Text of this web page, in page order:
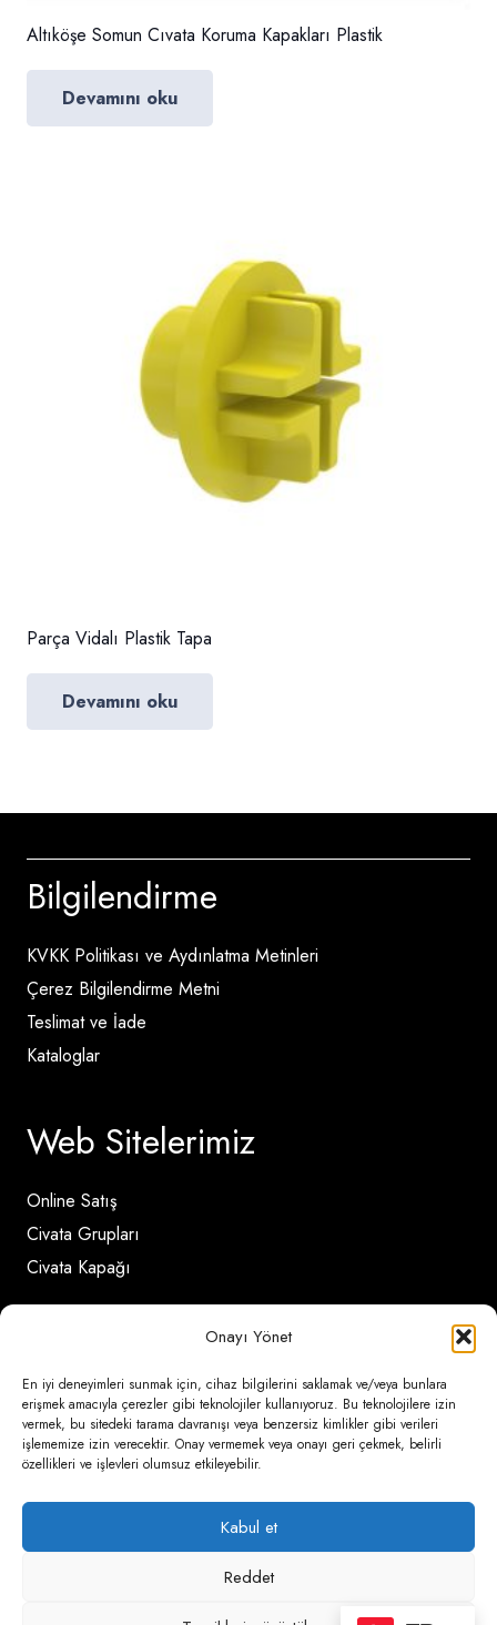
Onayı Yönet
En iyi deneyimleri sunmak için, cihaz bilgilerini saklamak ve/veya bunlara
erişmek amacıyla çerezler gibi teknolojiler kullanıyoruz. Bu teknolojilere izin
vermek, bu sitedeki tarama davranışı veya benzersiz kimlikler gibi verileri
işlememize izin verecektir. Onay vermemek veya onayı geri çekmek, belirli
özellikleri ve işlevleri olumsuz etkileyebilir.
Kabul et
Reddet
Altıköşe Somun Cıvata Koruma Kapakları Plastik
Devamını oku
Parça Vidalı Plastik Tapa
Devamını oku
Bilgilendirme
KVKK Politikası ve Aydınlatma Metinleri
Çerez Bilgilendirme Metni
Teslimat ve İade
Kataloglar
Web Sitelerimiz
Online Satış
Civata Grupları
Civata Kapağı
İletişim Detayları
Ömerli Mahallesi Risalet Sokak No:6/A (Hadımköy)
– Arnavutköy / İstanbul